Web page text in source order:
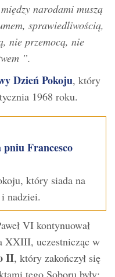
narodami muszą
sprawiedliwością,
nie przemocą, nie
”.
Dzień Pokoju, który
1968 roku.
pniu Francesco
który siada na
nadziei.
VI kontynuował
XXIII, uczestnicząc w
II, który zakończył się
tego Soboru były: